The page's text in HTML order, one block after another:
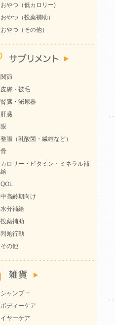
おやつ（低カロリー)
おやつ（投薬補助）
おやつ（その他）
関節
皮膚・被毛
腎臓・泌尿器
肝臓
眼
整腸（乳酸菌・繊維など）
骨
カロリー・ビタミン・ミネラル補
給
QOL
中高齢期向け
水分補給
投薬補助
問題行動
その他
シャンプー
ボディーケア
イヤーケア